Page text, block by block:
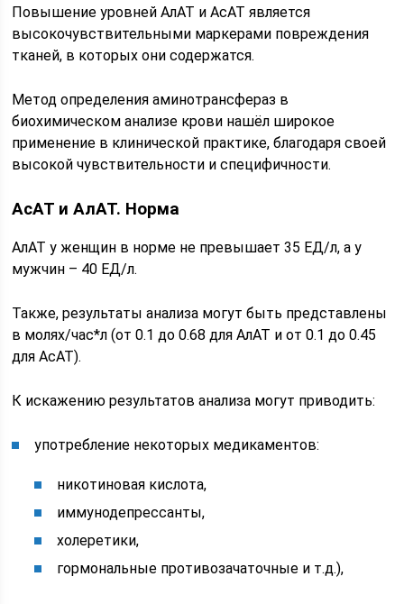
Повышение уровней АлАТ и АсАТ является
высокочувствительными маркерами повреждения
тканей, в которых они содержатся.
Метод определения аминотрансфераз в
биохимическом анализе крови нашёл широкое
применение в клинической практике, благодаря своей
высокой чувствительности и специфичности.
АсАТ и АлАТ. Норма
АлАТ у женщин в норме не превышает 35 ЕД/л, а у
мужчин – 40 ЕД/л.
Также, результаты анализа могут быть представлены
в молях/час*л (от 0.1 до 0.68 для АлАТ и от 0.1 до 0.45
для АсАТ).
К искажению результатов анализа могут приводить:
употребление некоторых медикаментов:
никотиновая кислота,
иммунодепрессанты,
холеретики,
гормональные противозачаточные и т.д.),